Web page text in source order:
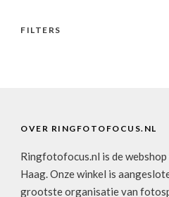
FILTERS
OVER RINGFOTOFOCUS.NL
Ringfotofocus.nl is de
Haag. Onze winkel is
grootste organisatie van